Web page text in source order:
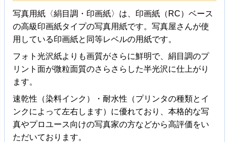
写真用紙〈絹目調・印画紙〉は、印画紙（RC）ベース
の高級印画紙タイプの写真用紙です。写真屋さんが使
用している印画紙と同等レベルの用紙です。
フォト光沢紙よりも画質がさらに鮮明で、絹目調のプ
リント面が微粒面質のさらさらした半光沢に仕上がり
ます。
速乾性（染料インク）・耐水性（プリンタの種類とイ
ンクによって左右します）に優れており、本格的な写
真やプロユース向けの写真家の方などから高評価をい
ただいております。